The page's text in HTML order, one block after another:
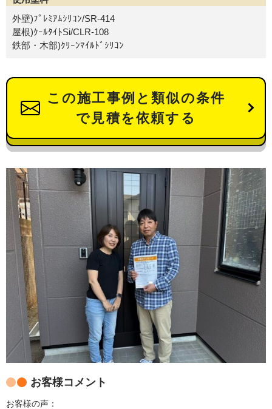
外壁)ﾌﾟﾚﾐｱﾑｼﾘｺﾝ/SR-414
屋根)ｸｰﾙﾀｲﾄSi/CLR-108
鉄部・木部)ｸﾘｰﾝﾏｲﾙﾄﾞｼﾘｺﾝ
この施工事例と類似の条件
で見積を依頼する
お客様コメント
お客様の声：